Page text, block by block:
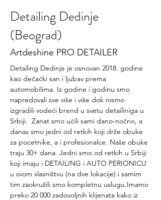
Detailing Dedinje
(Beograd)
Artdeshine PRO DETAILER
Detailing Dedinje je osnovan 2018. godine
kao dečaćki san i ljubav prema
automobilima. Iz godine i godinu smo
napredovali sve više i više dok nismo
izgradili vodeći brend u svetu detailiniga u
Srbiji.  Zanat smo ućili sami dano-nočno, a
danas smo jedni od retkih koji drže obuke
za pocetnike, a i profesionalce. Naše obuke
traju 30+ dana. Jedni smo od retkih u Srbiji
koji imaju i DETAILING i AUTO PERIONICU
u svom vlasništvu (na dve lokacije) i samim
tim zaokružili smo kompletnu uslugu.Imamo
preko 20 000 zadovoljnih klijenata kako iz